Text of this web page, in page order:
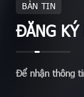
BẢN TIN
ĐĂNG KÝ
Để nhận thông